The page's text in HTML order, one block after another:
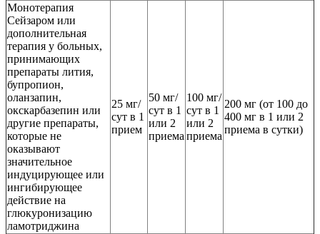
Монотерапия
Сейзаром или
дополнительная
терапия у больных,
принимающих
препараты лития,
бупропион,
оланзапин,
окскарбазепин или
другие препараты,
которые не
оказывают
значительное
индуцирующее или
ингибирующее
действие на
глюкуронизацию
ламотриджина
25 мг/
сут в 1
прием
50 мг/
сут в 1
или 2
приема
100 мг/
сут в 1
или 2
приема
200 мг (от 100 до
400 мг в 1 или 2
приема в сутки)